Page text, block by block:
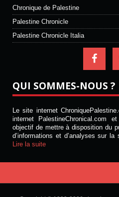
Chronique de Palestine
Palestine Chronicle
Palestine Chronicle Italia
QUI SOMMES-NOUS ?
Le site internet
internet PalestineChronical.com
objectif de mettre à disposition du
d’informations et d’analyses sur
Lire la suite